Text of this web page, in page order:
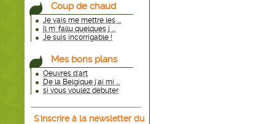
Coup de chaud
Je vais me mettre les ...
Il m' fallu quelques j ...
Je suis incorrigable !
Mes bons plans
Oeuvres d'art
De la Belgique j'ai mi ...
si vous voulez débuter
S'inscrire à la newsletter du